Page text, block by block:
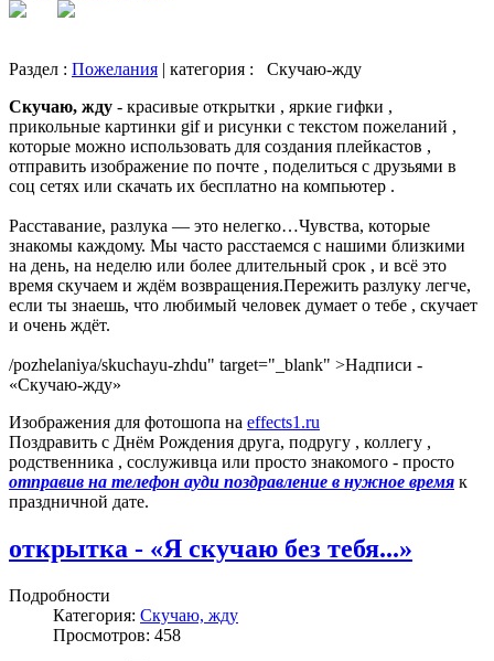
Раздел : Пожелания | категория : Скучаю-жду
Скучаю, жду - красивые открытки , яркие гифки ,
прикольные картинки gif и рисунки с текстом пожеланий ,
которые можно использовать для создания плейкастов ,
отправить изображение по почте , поделиться с друзьями в
соц сетях или скачать их бесплатно на компьютер .
Расставание, разлука — это нелегко…Чувства, которые
знакомы каждому. Мы часто расстаемся с нашими близкими
на день, на неделю или более длительный срок , и всё это
время скучаем и ждём возвращения.Пережить разлуку легче,
если ты знаешь, что любимый человек думает о тебе , скучает
и очень ждёт.
/pozhelaniya/skuchayu-zhdu" target="_blank" >Надписи -
«Скучаю-жду»
Изображения для фотошопа на effects1.ru
Поздравить с Днём Рождения друга, подругу , коллегу ,
родственника , сослуживца или просто знакомого - просто
отправив на телефон ауди поздравление в нужное время к
праздничной дате.
открытка - «Я скучаю без тебя...»
Подробности
Категория: Скучаю, жду
Просмотров: 458